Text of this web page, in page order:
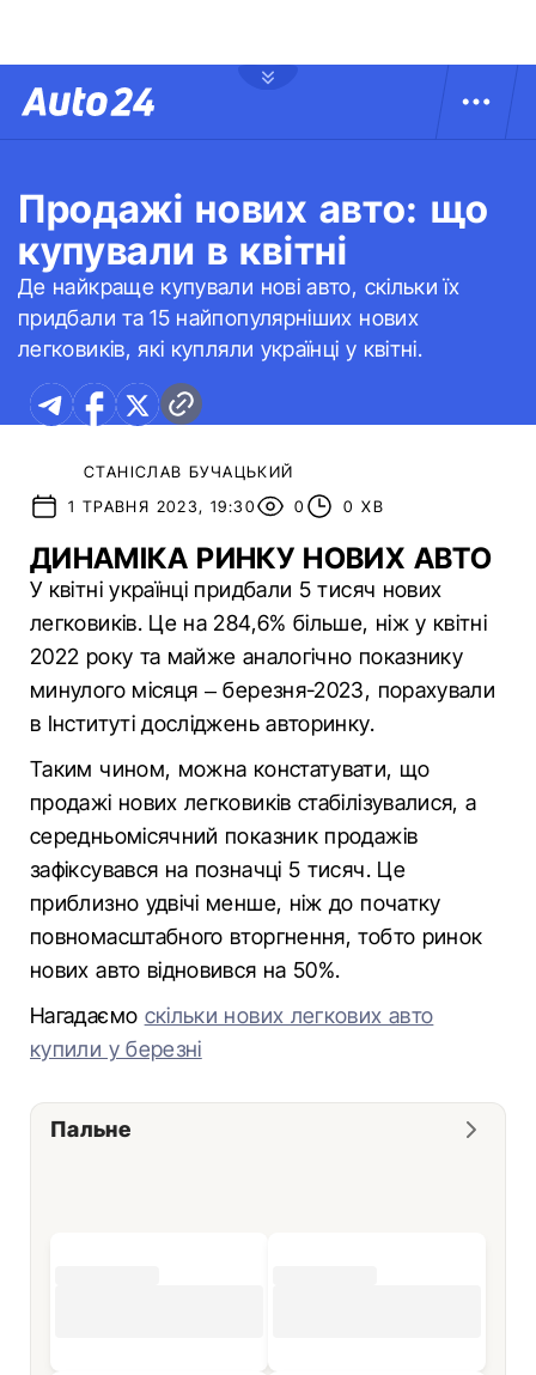
Продажі нових авто: що
купували в квітні
Де найкраще купували нові авто, скільки їх
придбали та 15 найпопулярніших нових
легковиків, які купляли українці у квітні.
СТАНІСЛАВ БУЧАЦЬКИЙ
1 ТРАВНЯ 2023, 19:30
0 0 ХВ
ДИНАМІКА РИНКУ НОВИХ АВТО
У квітні українці придбали 5 тисяч нових
легковиків. Це на 284,6% більше, ніж у квітні
2022 року та майже аналогічно показнику
минулого місяця – березня-2023, порахували
в Інституті досліджень авторинку.
Таким чином, можна констатувати, що
продажі нових легковиків стабілізувалися, а
середньомісячний показник продажів
зафіксувався на позначці 5 тисяч. Це
приблизно удвічі менше, ніж до початку
повномасштабного вторгнення, тобто ринок
нових авто відновився на 50%.
Нагадаємо скільки нових легкових авто
купили у березні
Пальне